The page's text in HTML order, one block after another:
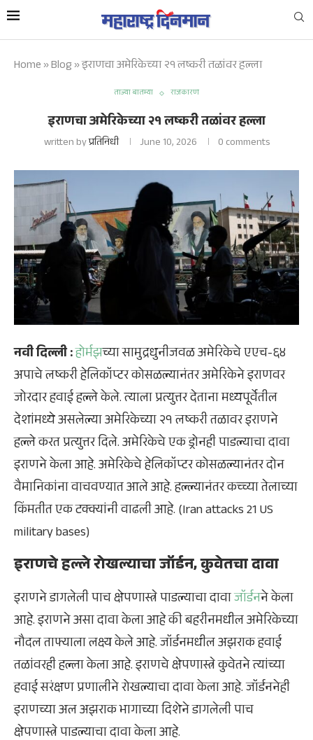
Home»Blog»इराणचा अमेरिकेच्या २१ लष्करी तळांवर हल्ला
ताज्या बातम्या राजकारण
इराणचा अमेरिकेच्या २१ लष्करी तळांवर हल्ला
written byप्रतिनिधी June 10, 2026 0 comments
नवी दिल्ली :होर्मझच्या सामुद्रधुनीजवळ अमेरिकेचे एएच-६४
अपाचे लष्करी हेलिकॉप्टर कोसळल्यानंतर अमेरिकेने इराणवर
जोरदार हवाई हल्ले केले. त्याला प्रत्युत्तर देताना मध्यपूर्वेतील
देशांमध्ये असलेल्या अमेरिकेच्या २१ लष्करी तळावर इराणने
हल्ले करत प्रत्युत्तर दिले. अमेरिकेचे एक ड्रोनही पाडल्याचा दावा
इराणने केला आहे. अमेरिकेचे हेलिकॉप्टर कोसळल्यानंतर दोन
वैमानिकांना वाचवण्यात आले आहे. हल्ल्यानंतर कच्च्या तेलाच्या
किंमतीत एक टक्क्यांनी वाढली आहे. (Iran attacks 21 US
military bases)
इराणचे हल्ले रोखल्याचा जॉर्डन, कुवेतचा दावा
इराणने डागलेली पाच क्षेपणास्त्रे पाडल्याचा दावाजॉर्डनने केला
आहे. इराणने असा दावा केला आहे की बहरीनमधील अमेरिकेच्या
नौदल ताफ्याला लक्ष्य केले आहे. जॉर्डनमधील अझराक हवाई
तळांवरही हल्ला केला आहे. इराणचे क्षेपणास्त्रे कुवेतने त्यांच्या
हवाई सरंक्षण प्रणालीने रोखल्याचा दावा केला आहे. जॉर्डननेही
इराणच्या अल अझराक भागाच्या दिशेने डागलेली पाच
क्षेपणास्त्रे पाडल्याचा दावा केला आहे.